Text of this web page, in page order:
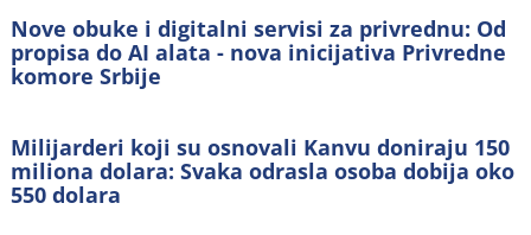
Nove obuke i digitalni servisi za privrednu: Od
propisa do AI alata - nova inicijativa Privredne
komore Srbije
Milijarderi koji su osnovali Kanvu doniraju 150
miliona dolara: Svaka odrasla osoba dobija oko
550 dolara